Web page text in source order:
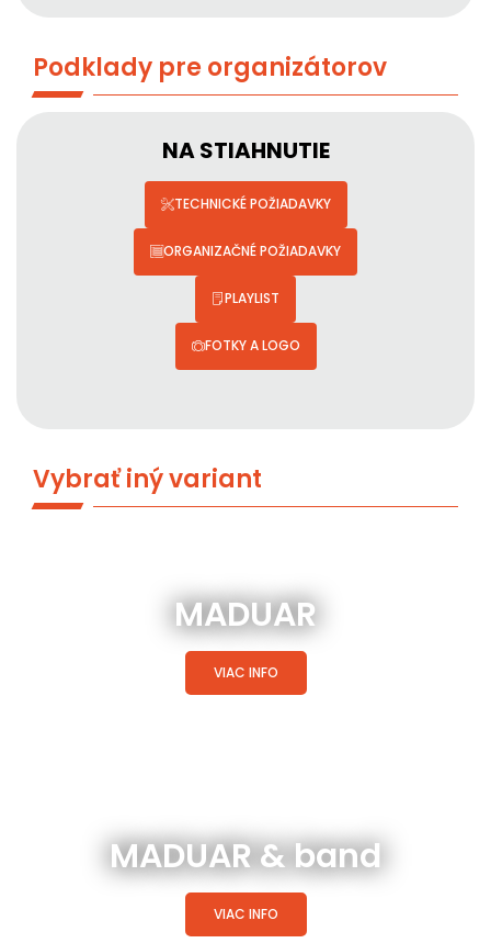
Podklady pre organizátorov
NA STIAHNUTIE
TECHNICKÉ POŽIADAVKY
ORGANIZAČNÉ POŽIADAVKY
PLAYLIST
FOTKY A LOGO
Vybrať iný variant
MADUAR
VIAC INFO
MADUAR & band
VIAC INFO